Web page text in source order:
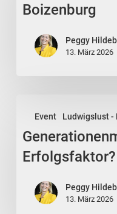
Boizenburg
Peggy
13. März 2026
Event Ludwigslust -
Konflikt
oder
Erfolgsfaktor?
Erfolgsfaktor?
Peggy
13. März 2026